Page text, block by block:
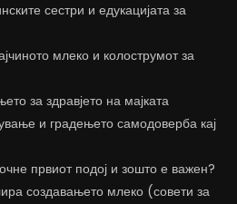
сестри и едукацијата за
млеко и колострумот за
за здравјето на мајката
и градењето самодоверба кај
првиот подој и зошто е важен?
создавањето млеко (совети за